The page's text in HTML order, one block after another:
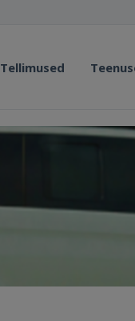
Tellimused